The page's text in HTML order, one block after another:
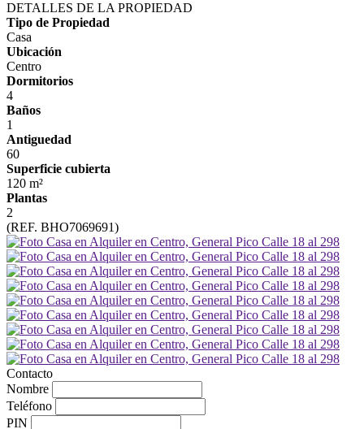
DETALLES DE LA PROPIEDAD
Tipo de Propiedad
Casa
Ubicación
Centro
Dormitorios
4
Baños
1
Antiguedad
60
Superficie cubierta
120 m²
Plantas
2
(REF. BHO7069691)
Contacto
Nombre
Teléfono
PIN